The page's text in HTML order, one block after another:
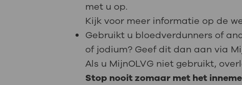
met u op.
Kijk voor meer informatie op de
Gebruikt u bloedverdunners of
of jodium? Geef dit dan aan via
Als u MijnOLVG niet gebruikt,
Stop nooit zomaar met het